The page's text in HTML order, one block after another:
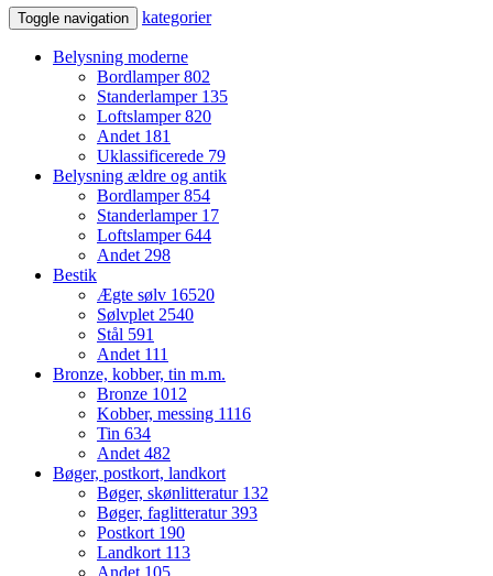
Toggle navigation kategorier
Belysning moderne
Bordlamper802
Standerlamper 135
Loftslamper820
Andet 181
Uklassificerede 79
Belysning ældre og antik
Bordlamper854
Standerlamper 17
Loftslamper644
Andet 298
Bestik
Ægte sølv 16520
Sølvplet 2540
Stål 591
Andet 111
Bronze, kobber, tin m.m.
Bronze 1012
Kobber, messing 1116
Tin 634
Andet 482
Bøger, postkort, landkort
Bøger, skønlitteratur 132
Bøger, faglitteratur393
Postkort 190
Landkort 113